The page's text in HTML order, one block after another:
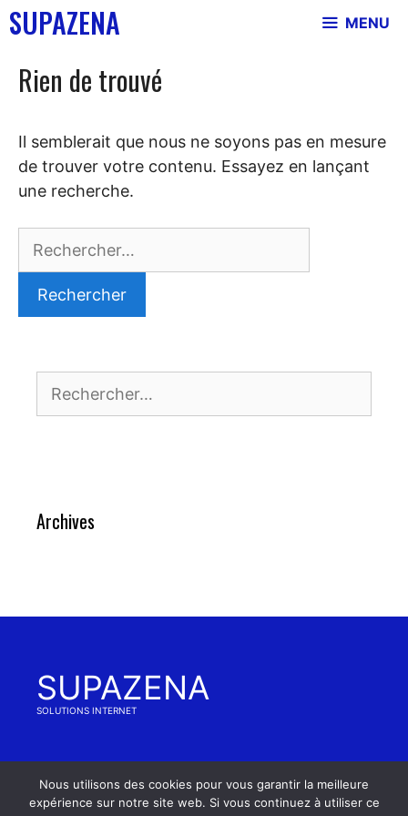
Aller
auSUPAZENA MENU
Rien de trouvé
Il semblerait que nous ne soyons pas en mesure
de trouver votre contenu. Essayez en lançant
une recherche.
Archives
SUPAZENA
SOLUTIONS INTERNET
© 2026 SUPAZENA | RCS Nancy 503627341 00020-
Nous utilisons des cookies pour vous garantir la meilleure
expérience sur notre site web. Si vous continuez à utiliser ce